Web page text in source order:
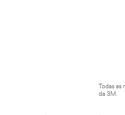
Todas
da 3M.